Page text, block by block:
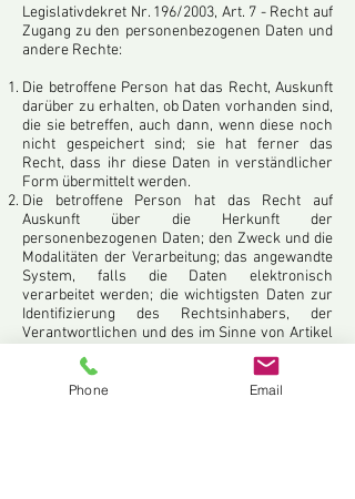
Legislativdekret Nr. 196/2003, Art. 7 - Recht auf
Zugang zu den personenbezogenen Daten und
andere Rechte:
Die betroffene Person hat das Recht, Auskunft
darüber zu erhalten, ob Daten vorhanden sind,
die sie betreffen, auch dann, wenn diese noch
nicht gespeichert sind; sie hat ferner das
Recht, dass ihr diese Daten in verständlicher
Form übermittelt werden.
Die betroffene Person hat das Recht auf
Auskunft über die Herkunft der
personenbezogenen Daten; den Zweck und die
Modalitäten der Verarbeitung; das angewandte
System, falls die Daten elektronisch
verarbeitet werden; die wichtigsten Daten zur
Identifizierung des Rechtsinhabers, der
Verantwortlichen und des im Sinne von Artikel
5 Absatz 2 namhaft gemachten Vertreters; die
Personen oder Kategorien von Personen,
denen die personenbezogenen Daten
Phone Email